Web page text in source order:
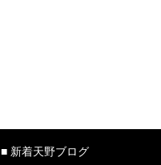
■ 新着天野ブログ